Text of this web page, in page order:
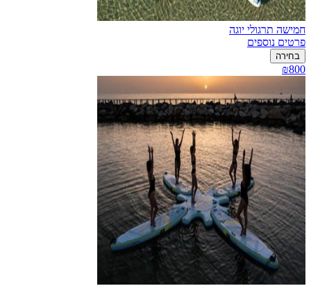
חמישה תרגולי יוגה
פרטים נוספים
בחירה
₪800